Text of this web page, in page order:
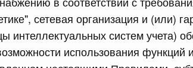
сетевая организация и (или)
интеллектуальных систем учета)
использования функций
Федерации от 20.07.2026 г. № 915